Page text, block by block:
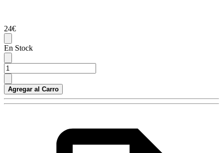
24€
En Stock
Agregar al Carro